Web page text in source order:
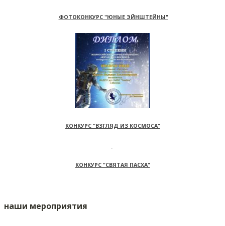
ФОТОКОНКУРС "ЮНЫЕ ЭЙНШТЕЙНЫ"
КОНКУРС "ВЗГЛЯД ИЗ КОСМОСА"
КОНКУРС "СВЯТАЯ ПАСХА"
наши мероприятия